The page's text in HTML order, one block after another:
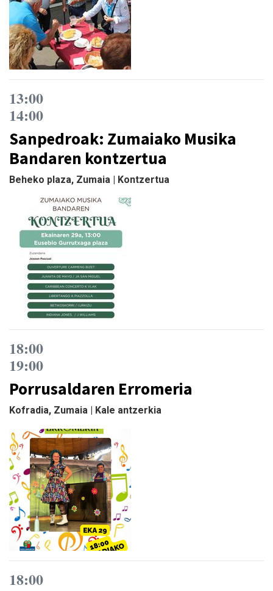
13:00
14:00
Sanpedroak: Zumaiako Musika
Bandaren kontzertua
Beheko plaza, Zumaia | Kontzertua
18:00
19:00
Porrusaldaren Erromeria
Kofradia, Zumaia | Kale antzerkia
18:00